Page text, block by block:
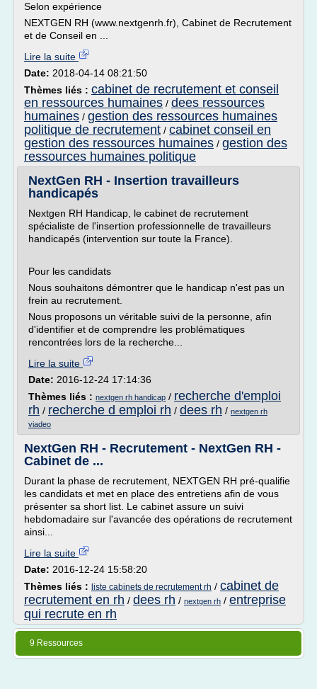
Selon expérience
NEXTGEN RH (www.nextgenrh.fr), Cabinet de Recrutement
et de Conseil en ...
Lire la suite
Date: 2018-04-14 08:21:50
Thèmes liés : cabinet de recrutement et conseil
en ressources humaines / dees ressources
humaines / gestion des ressources humaines
politique de recrutement / cabinet conseil en
gestion des ressources humaines / gestion des
ressources humaines politique
NextGen RH - Insertion travailleurs
handicapés
Nextgen RH Handicap, le cabinet de recrutement
spécialiste de l'insertion professionnelle de travailleurs
handicapés (intervention sur toute la France).
Pour les candidats
Nous souhaitons démontrer que le handicap n'est pas un
frein au recrutement.
Nous proposons un véritable suivi de la personne, afin
d'identifier et de comprendre les problématiques
rencontrées lors de la recherche...
Lire la suite
Date: 2016-12-24 17:14:36
Thèmes liés : nextgen rh handicap / recherche d'emploi
rh / recherche d emploi rh / dees rh / nextgen rh
viadeo
NextGen RH - Recrutement - NextGen RH -
Cabinet de ...
Durant la phase de recrutement, NEXTGEN RH pré-qualifie
les candidats et met en place des entretiens afin de vous
présenter sa short list. Le cabinet assure un suivi
hebdomadaire sur l'avancée des opérations de recrutement
ainsi...
Lire la suite
Date: 2016-12-24 15:58:20
Thèmes liés : liste cabinets de recrutement rh / cabinet de
recrutement en rh / dees rh / nextgen rh / entreprise
qui recrute en rh
9 Ressources